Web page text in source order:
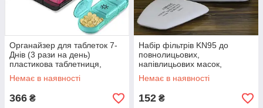
Органайзер для таблеток 7-
Днів (3 рази на день)
пластикова таблетниця,
футляр, контейнер
Кольоровий
Немає в наявності
366 ₴
Набір фільтрів KN95 до
повнолицьових,
напівлицьових масок,
респіраторів
(6200/7502/6800) комплект
Немає в наявності
152 ₴